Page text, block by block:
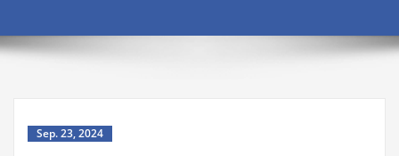
Sep. 23, 2024